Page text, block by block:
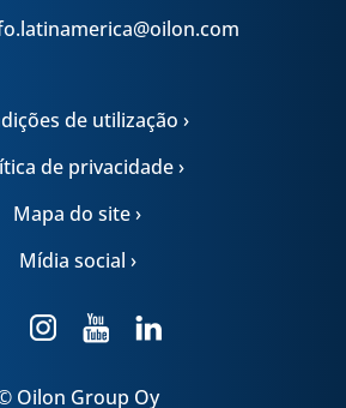
de utilização ›
de privacidade ›
Mapa do site ›
Mídia social ›
Oilon Group Oy